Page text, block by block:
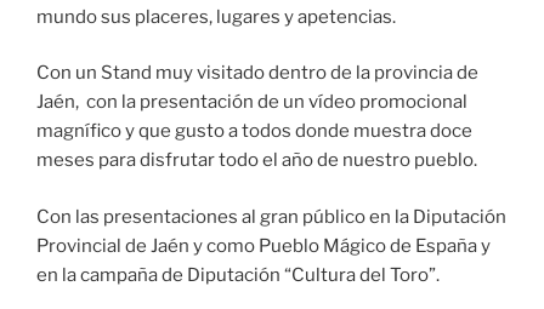
mundo sus placeres, lugares y apetencias.
Con un Stand muy visitado dentro de la provincia de
Jaén, con la presentación de un vídeo promocional
magnífico y que gusto a todos donde muestra doce
meses para disfrutar todo el año de nuestro pueblo.
Con las presentaciones al gran público en la Diputación
Provincial de Jaén y como Pueblo Mágico de España y
en la campaña de Diputación “Cultura del Toro”.